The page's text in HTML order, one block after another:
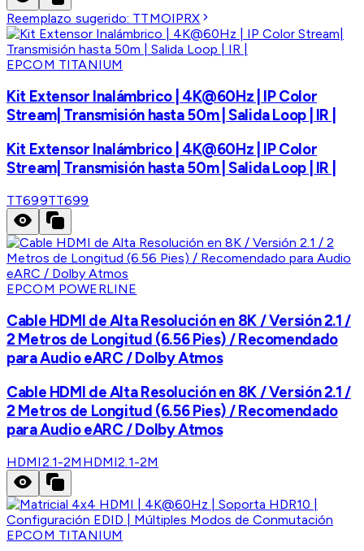
Reemplazo sugerido: TTMOIPRX
EPCOM TITANIUM
Kit Extensor Inalámbrico | 4K@60Hz | IP Color
Stream| Transmisión hasta 50m | Salida Loop | IR |
Kit Extensor Inalámbrico | 4K@60Hz | IP Color
Stream| Transmisión hasta 50m | Salida Loop | IR |
TT699TT699
EPCOM POWERLINE
Cable HDMI de Alta Resolución en 8K / Versión 2.1 /
2 Metros de Longitud (6.56 Pies) / Recomendado
para Audio eARC / Dolby Atmos
Cable HDMI de Alta Resolución en 8K / Versión 2.1 /
2 Metros de Longitud (6.56 Pies) / Recomendado
para Audio eARC / Dolby Atmos
HDMI2.1-2M HDMI2.1-2M
EPCOM TITANIUM